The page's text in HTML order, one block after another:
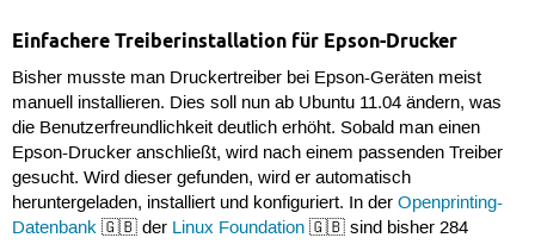
Einfachere Treiberinstallation für Epson-Drucker
Bisher musste man Druckertreiber bei Epson-Geräten meist
manuell installieren. Dies soll nun ab Ubuntu 11.04 ändern, was
die Benutzerfreundlichkeit deutlich erhöht. Sobald man einen
Epson-Drucker anschließt, wird nach einem passenden Treiber
gesucht. Wird dieser gefunden, wird er automatisch
heruntergeladen, installiert und konfiguriert. In der Openprinting-
Datenbank🇬🇧 der Linux Foundation🇬🇧 sind bisher 284